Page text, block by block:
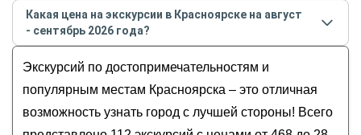
Обзорные
История и архитектура
Музеи и искусство
Гастрономические
Для детей
августе - сентябре 2026года:
Огни большого города: групповая экскурсия по
вечернему Красноярску
Центральные Столбы — путешествие в мир
Треккинг по Торгашинскому хребту и пикник
Какая цена на экскурсии в Красноярске на август
- сентябрь 2026 года?
сентябрь 2026года от 468до 28 650 RUB
Экскурсий по достопримечательностям и
популярным местам Красноярска – это отличная
возможность узнать город с лучшей стороны! Всего